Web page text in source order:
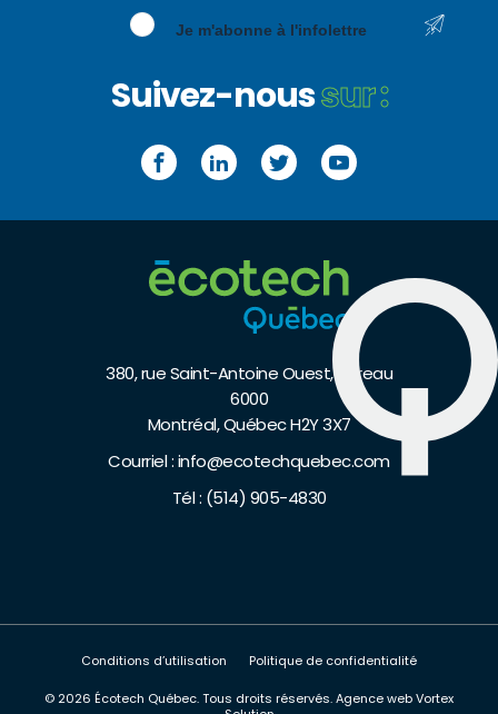
380, rue Saint-Antoine Ouest, bureau
6000
Montréal, Québec H2Y 3X7
Courriel :info@ecotechquebec.com
Tél : (514) 905-4830
© 2026 Écotech Québec.Tous droits réservés.Agence webVortex
Conditions d’utilisation Politique de confidentialité
Je m'abonne à l'infolettre
Suivez-noussur :
FacebookLinkedInTwitterYouTube